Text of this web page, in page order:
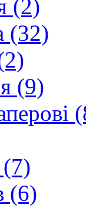
(2)
(32)
(9)
(7)
(6)